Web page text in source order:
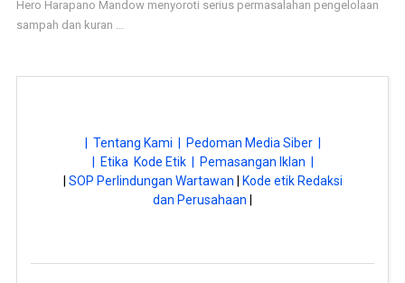
Hero Harapano Mandow menyoroti serius permasalahan pengelolaan
sampah dan kuran ...
| Tentang Kami |
Pedoman Media Siber |
| Etika Kode Etik |
Pemasangan Iklan |
SOP Perlindungan Wartawan
Kode etik Redaksi
dan Perusahaan